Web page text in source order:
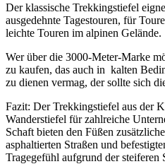
Der klassische Trekkingstiefel
ausgedehnte Tagestouren, für
leichte Touren im alpinen Gelände.
Wer über die 3000-Meter-Marke
zu kaufen, das auch in kalten
zu dienen vermag, der sollte sich
Fazit: Der Trekkingstiefel aus der
Wanderstiefel für zahlreiche
Schaft bieten den Füßen
asphaltierten Straßen und
Tragegefühl aufgrund der steiferen